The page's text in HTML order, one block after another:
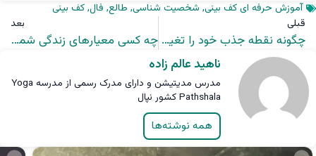
آموزش حرفه ای کف بینی, شخصیت شناسی, طالع, فال,کف بینی
قبلی
چگونه نقطه جذب خود را تغییر دهیم؟
بعد
چه کسی معیارهای زندگی شما را تعیین می کند؟
ناهید عالم زاده
مدرس مدیتیشن و دارای مدرک رسمی از مدرسه Yoga
Pathshala کشور نپال
همه نوشته‌ها